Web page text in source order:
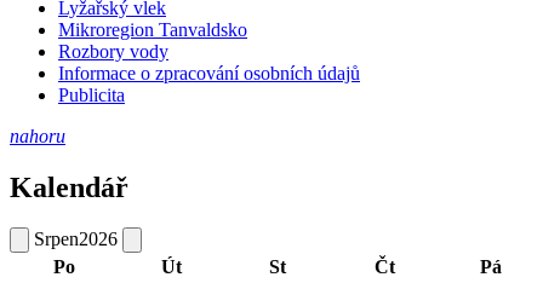
Lyžařský vlek
Mikroregion Tanvaldsko
Rozbory vody
Informace o zpracování osobních údajů
Publicita
nahoru
Kalendář
Srpen2026
Po
Út St Čt Pá